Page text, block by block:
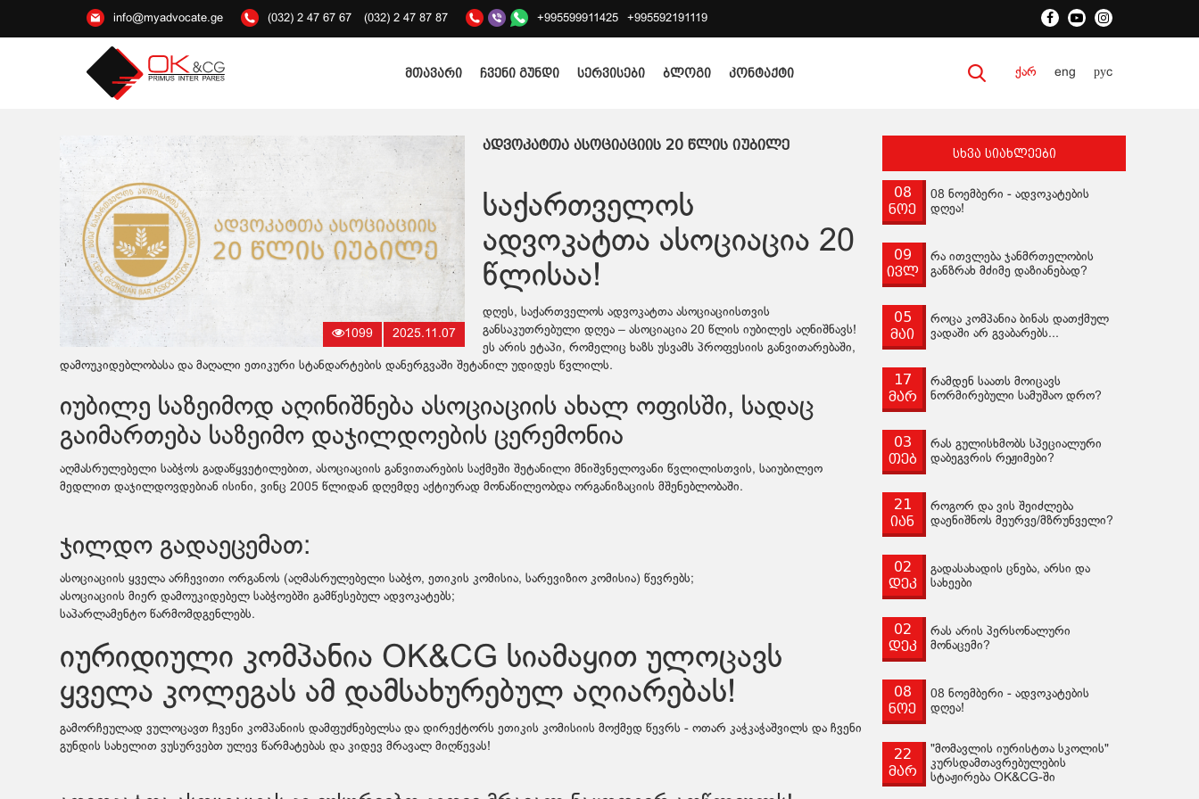
info@myadvocate.ge (032) 2 47 67 67 (032) 2 47 87 87 +995599911425 +995592191119
მთავარი ჩვენი გუნდი სერვისები ბლოგი კონტაქტი ქარ eng руc
1099 2025.11.07
ადვოკატთა ასოციაციის 20 წლის იუბილე
საქართველოს
ადვოკატთა ასოციაცია 20
წლისაა!
დღეს, საქართველოს ადვოკატთა ასოციაციისთვის
განსაკუთრებული დღეა – ასოციაცია 20 წლის იუბილეს აღნიშნავს!
ეს არის ეტაპი, რომელიც ხაზს უსვამს პროფესიის განვითარებაში,
დამოუკიდებლობასა და მაღალი ეთიკური სტანდარტების დანერგვაში შეტანილ უდიდეს წვლილს.
იუბილე საზეიმოდ აღინიშნება ასოციაციის ახალ ოფისში, სადაც
გაიმართება საზეიმო დაჯილდოების ცერემონია
აღმასრულებელი საბჭოს გადაწყვეტილებით, ასოციაციის განვითარების საქმეში შეტანილი მნიშვნელოვანი წვლილისთვის, საიუბილეო
მედლით დაჯილდოვდებიან ისინი, ვინც 2005 წლიდან დღემდე აქტიურად მონაწილეობდა ორგანიზაციის მშენებლობაში.
ჯილდო გადაეცემათ:
ასოციაციის ყველა არჩევითი ორგანოს (აღმასრულებელი საბჭო, ეთიკის კომისია, სარევიზიო კომისია) წევრებს;
ასოციაციის მიერ დამოუკიდებელ საბჭოებში გამწესებულ ადვოკატებს;
საპარლამენტო წარმომდგენლებს.
იურიდიული კომპანია OK&CG სიამაყით ულოცავს
ყველა კოლეგას ამ დამსახურებულ აღიარებას!
გამორჩეულად ვულოცავთ ჩვენი კომპანიის დამფუძნებელსა და დირექტორს ეთიკის კომისიის მოქმედ წევრს - ოთარ კაჭკაჭაშვილს და ჩვენი
გუნდის სახელით ვუსურვებთ ულევ წარმატებას და კიდევ მრავალ მიღწევას!
სხვა სიახლეები
08
ნოე
08 ნოემბერი - ადვოკატების
დღეა!
09
ივლ
რა ითვლება ჯანმრთელობის
განზრახ მძიმე დაზიანებად?
05
მაი
როცა კომპანია ბინას დათქმულ
ვადაში არ გვაბარებს...
17
მარ
რამდენ საათს მოიცავს
ნორმირებული სამუშაო დრო?
03
თებ
რას გულისხმობს სპეციალური
დაბეგვრის რეჟიმები?
21
იან
როგორ და ვის შეიძლება
დაენიშნოს მეურვე/მზრუნველი?
02
დეკ
გადასახადის ცნება, არსი და
სახეები
02
დეკ
რას არის პერსონალური
მონაცემი?
08
ნოე
08 ნოემბერი - ადვოკატების
დღეა!
22
მარ
"მომავლის იურისტთა სკოლის"
კურსდამთავრებულების
სტაჟირება OK&CG-ში